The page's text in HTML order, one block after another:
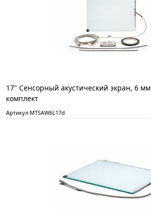
17" Сенсорный акустический экран, 6
комплект
Артикул MTSAW6L17d